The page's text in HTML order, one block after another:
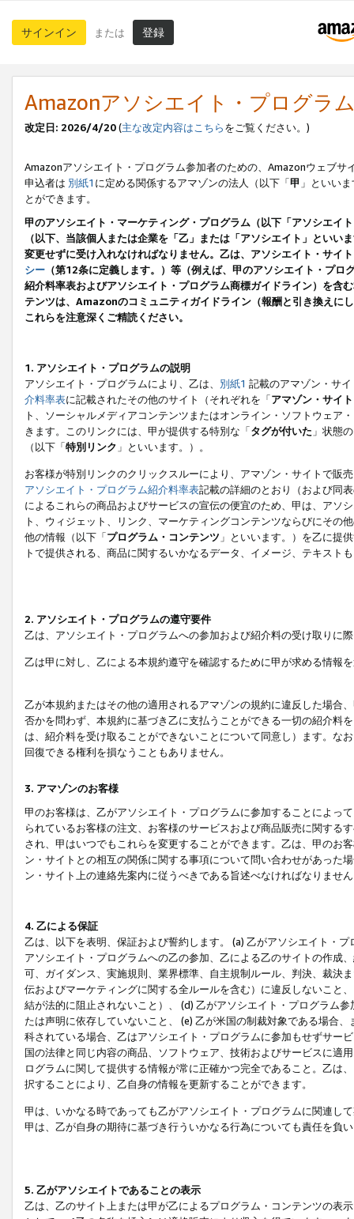
サインイン または 登録
Amazonアソシエイト・プログラ
改定日: 2026/4/20(主な改定内容はこちらをご覧ください。)
Amazonアソシエイト・プログラム参加者のための、Amazonウェブサ
申込者は 別紙1 に定める関係するアマゾンの法人（以下「甲 」といい
とができます。
甲のアソシエイト・マーケティング・プログラム（以下「アソシエイ
（以下、当該個人または企業を「乙」または「アソシエイト」とい
変更せずに受け入れなければなりません。乙は、アソシエイト・サイ
シー （第12条に定義します。）等（例えば、甲のアソシエイト・プ
紹介料率表およびアソシエイト・プログラム商標ガイドライン）を
テンツは、Amazonのコミュニティガイドライン（報酬と引き換えに
これらを注意深くご精読ください。
1. アソシエイト・プログラムの説明
アソシエイト・プログラムにより、乙は、 別紙1 記載のアマゾン・サ
介料率表に記載されたその他のサイト（それぞれを「アマゾン・サイト
ト、ソーシャルメディアコンテンツまたはオンライン・ソフトウェア
きます。このリンクには、甲が提供する特別な「タグが付いた 」状態
（以下「特別リンク 」といいます。）。
お客様が特別リンクのクリックスルーにより、アマゾン・サイトで販
アソシエイト・プログラム紹介料率表記載の詳細のとおり（および同
によるこれらの商品およびサービスの宣伝の便宜のため、甲は、アソ
ト、ウィジェット、リンク、マーケティングコンテンツならびにその
他の情報（以下「プログラム・コンテンツ 」といいます。）を乙に提
トで提供される、商品に関するいかなるデータ、イメージ、テキス
2. アソシエイト・プログラムの遵守要件
乙は、アソシエイト・プログラムへの参加および紹介料の受け取りに
乙は甲に対し、乙による本規約遵守を確認するために甲が求める情報
乙が本規約またはその他の適用されるアマゾンの規約に違反した場合
否かを問わず、本規約に基づき乙に支払うことができる一切の紹介料
は、紹介料を受け取ることができないことについて同意し）ます。な
回復できる権利を損なうこともありません。
3. アマゾンのお客様
甲のお客様は、乙がアソシエイト・プログラムに参加することによっ
られているお客様の注文、お客様のサービスおよび商品販売に関する
され、甲はいつでもこれらを変更することができます。乙は、甲のお
ン・サイトとの相互の関係に関する事項について問い合わせがあった
ン・サイト上の連絡先案内に従うべきである旨述べなければなりませ
4. 乙による保証
乙は、以下を表明、保証および誓約します。 (a) 乙がアソシエイト・
アソシエイト・プログラムへの乙の参加、乙による乙のサイトの作成
可、ガイダンス、実施規則、業界標準、自主規制ルール、判決、裁決
伝およびマーケティングに関する全ルールを含む）に違反しないこと
結が法的に阻止されないこと）、 (d) 乙がアソシエイト・プログラム
たは声明に依存していないこと、 (e) 乙が米国の制裁対象である場合
科されている場合、乙はアソシエイト・プログラムに参加もせずサー
国の法律と同じ内容の商品、ソフトウェア、技術およびサービスに適
ログラムに関して提供する情報が常に正確かつ完全であること。乙は
択することにより、乙自身の情報を更新することができます。
甲は、いかなる時であっても乙がアソシエイト・プログラムに関連し
甲は、乙が自身の期待に基づき行ういかなる行為についても責任を負
5. 乙がアソシエイトであることの表示
乙は、乙のサイト上または甲が乙によるプログラム・コンテンツの表